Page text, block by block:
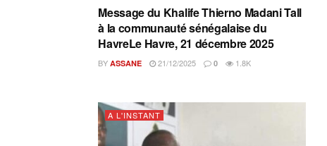
A L'INSTANT
Message du Khalife Thierno Madani Tall
à la communauté sénégalaise du
HavreLe Havre, 21 décembre 2025
BY ASSANE 21/12/2025 0 1.8K
A L'INSTANT